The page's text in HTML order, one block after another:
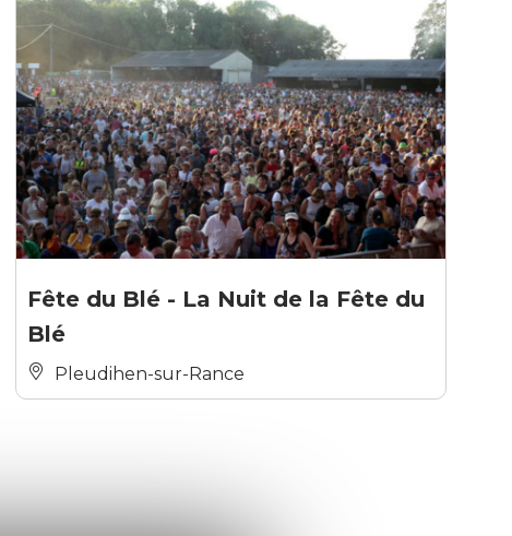
Fête du Blé - La Nuit de la Fête du
Blé
Pleudihen-sur-Rance